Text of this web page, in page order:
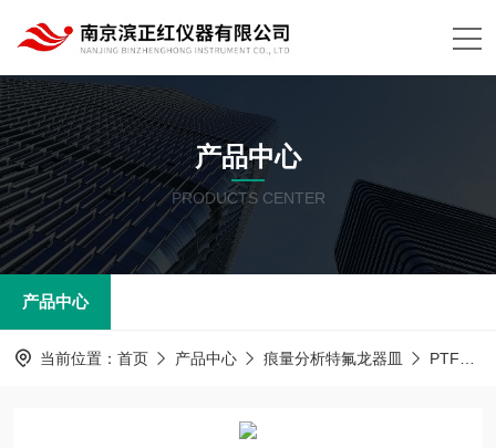
产品中心
PRODUCTS CENTER
产品中心
当前位置： 首页 产品中心 痕量分析特氟龙器皿 PTFE/四氟器皿